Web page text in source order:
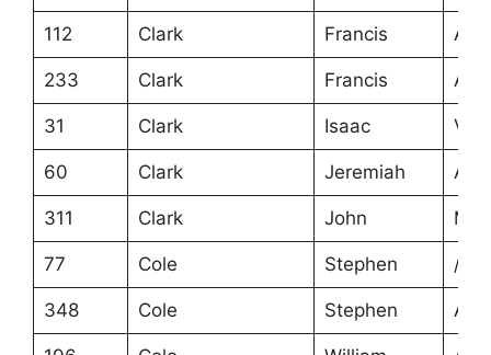
112 Clark Francis
233 Clark Francis
31 Clark Isaac
60 Clark Jeremiah
311 Clark John
77 Cole Stephen /
348 Cole Stephen